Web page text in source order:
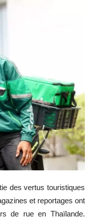
des vertus touristiques
et reportages ont
de rue en Thaïlande.